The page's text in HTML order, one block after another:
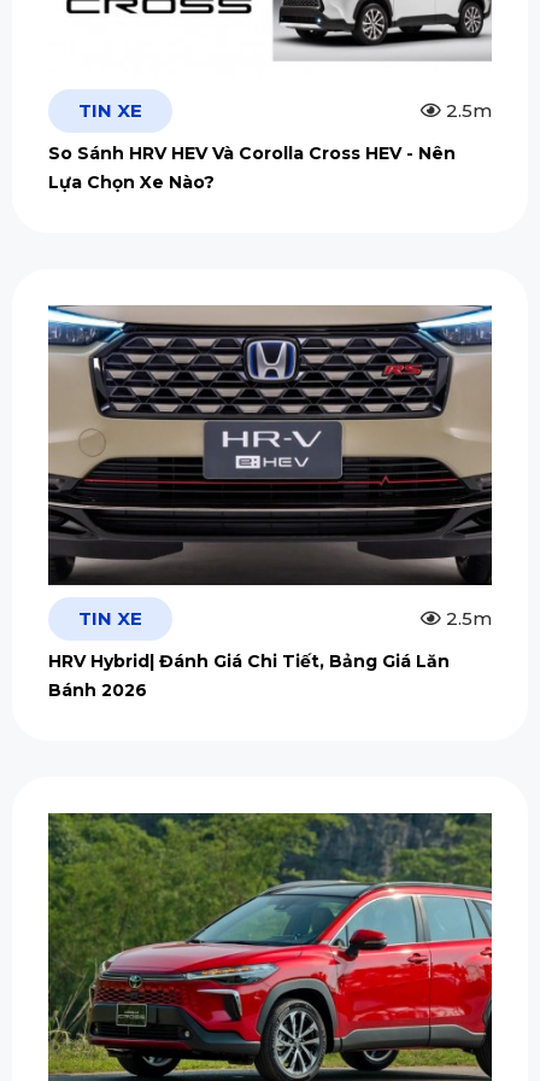
TIN XE 2.5m
So Sánh HRV HEV Và Corolla Cross HEV - Nên
Lựa Chọn Xe Nào?
TIN XE 2.5m
HRV Hybrid| Đánh Giá Chi Tiết, Bảng Giá Lăn
Bánh 2026